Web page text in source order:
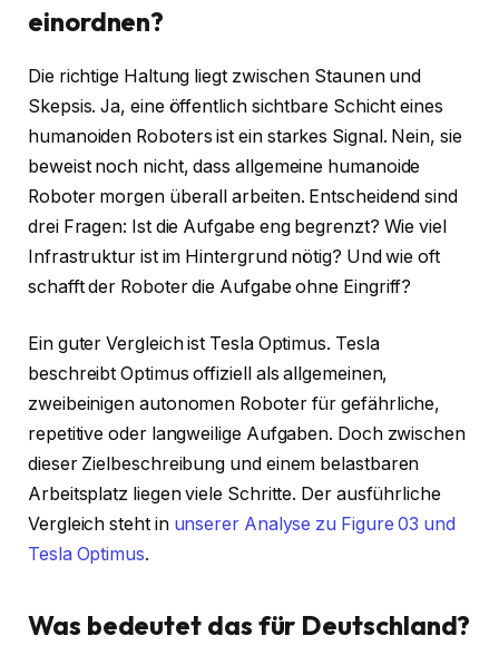
einordnen?
Die richtige Haltung liegt zwischen Staunen und
Skepsis. Ja, eine öffentlich sichtbare Schicht eines
humanoiden Roboters ist ein starkes Signal. Nein, sie
beweist noch nicht, dass allgemeine humanoide
Roboter morgen überall arbeiten. Entscheidend sind
drei Fragen: Ist die Aufgabe eng begrenzt? Wie viel
Infrastruktur ist im Hintergrund nötig? Und wie oft
schafft der Roboter die Aufgabe ohne Eingriff?
Ein guter Vergleich ist Tesla Optimus. Tesla
beschreibt Optimus offiziell als allgemeinen,
zweibeinigen autonomen Roboter für gefährliche,
repetitive oder langweilige Aufgaben. Doch zwischen
dieser Zielbeschreibung und einem belastbaren
Arbeitsplatz liegen viele Schritte. Der ausführliche
Vergleich steht in unserer Analyse zu Figure 03 und
Tesla Optimus.
Was bedeutet das für Deutschland?